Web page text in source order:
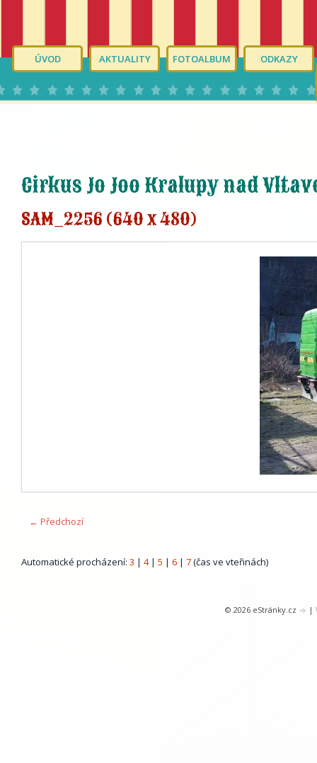
ÚVOD AKTUALITY FOTOALBUM ODKAZY
Cirkus Jo Joo Kralupy nad
SAM_2256 (640 x 480)
← Předchozí
Automatické procházení: 3 | 4| 5 | 6 | 7(čas ve vteřinách)
© 2026 eStránky.cz |